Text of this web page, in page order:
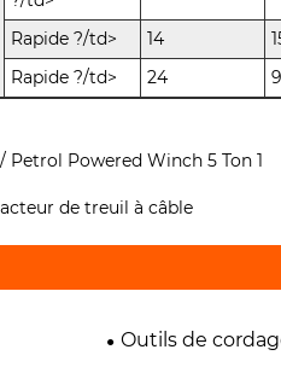
Rapide ?/td> 14
Rapide ?/td>
24 9
de treuil à câble
Outils de